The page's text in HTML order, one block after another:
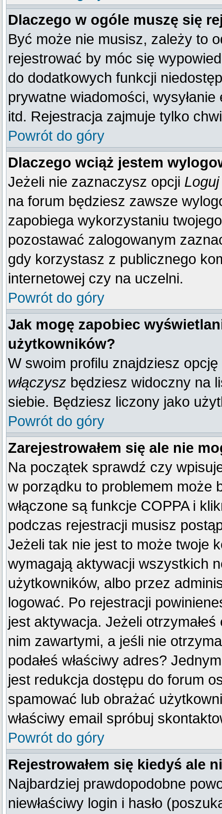
Dlaczego w ogóle muszę się
Być może nie musisz, zależy to
rejestrować by móc się
do dodatkowych funkcji
prywatne wiadomości,
itd. Rejestracja zajmuje tylko
Powrót do góry
Dlaczego wciąż jestem
Jeżeli nie zaznaczysz opcji
na forum będziesz zawsze
zapobiega wykorzystaniu
pozostawać zalogowanym
gdy korzystasz z publicznego
internetowej czy na uczelni.
Powrót do góry
Jak mogę zapobiec
użytkowników?
W swoim profilu znajdziesz opcję
włączysz będziesz widoczny na
siebie. Będziesz liczony jako
Powrót do góry
Zarejestrowałem się ale nie
Na początek sprawdź czy
w porządku to problemem może
włączone są funkcje COPPA i
podczas rejestracji musisz
Jeżeli tak nie jest to może twoje
wymagają aktywacji wszystkich
użytkowników, albo przez
logować. Po rejestracji
jest aktywacja. Jeżeli
nim zawartymi, a jeśli nie
podałeś właściwy adres?
jest redukcja dostępu do forum
spamować lub obrażać
właściwy email spróbuj
Powrót do góry
Rejestrowałem się kiedyś ale
Najbardziej prawdopodobne
niewłaściwy login i hasło